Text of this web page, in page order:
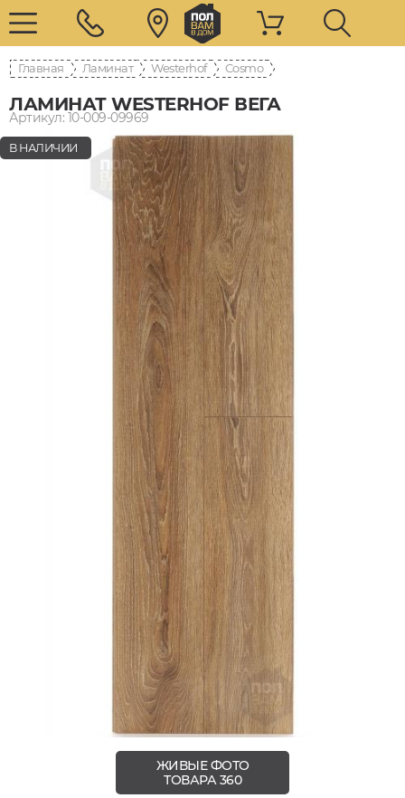
Главная Ламинат Westerhof Cosmo
ЛАМИНАТ WESTERHOF ВЕГА
Артикул: 10-009-09969
В НАЛИЧИИ
ЖИВЫЕ ФОТО
ТОВАРА 360